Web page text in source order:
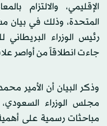
الإقليمي، والالتزام
المتحدة، وذلك في بيان
رئيس الوزراء البريطاني
جاءت انطلاقاً من أواصر
وذكر البيان أن الأمير
مجلس الوزراء
مباحثات رسمية على